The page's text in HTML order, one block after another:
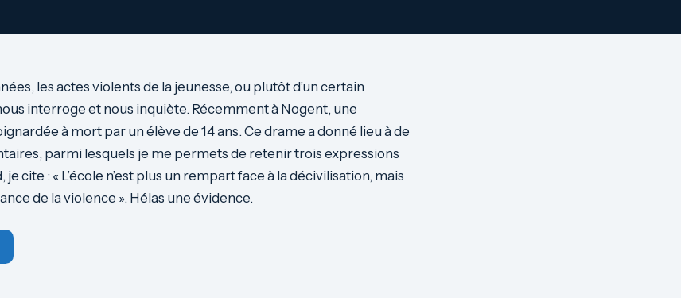
les actes violents de la jeunesse, ou plutôt d’un certain
interroge et nous inquiète. Récemment à Nogent, une
à mort par un élève de 14 ans. Ce drame a donné lieu à de
parmi lesquels je me permets de retenir trois expressions
je cite : « L’école n’est plus un rempart face à la décivilisation, mais
de la violence ». Hélas une évidence.